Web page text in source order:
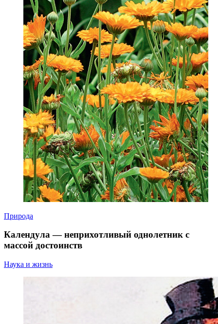
Природа
Календула — неприхотливый однолетник с
массой достоинств
Наука и жизнь